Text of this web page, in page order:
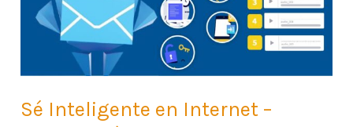
Sé Inteligente en Internet –
Ciudadanía